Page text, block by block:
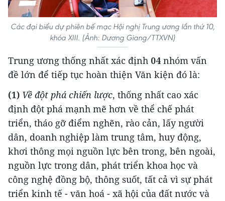
Các đại biểu dự phiên bế mạc Hội nghị Trung ương lần thứ 10,
khóa XIII. (Ảnh: Dương Giang/TTXVN)
Trung ương thống nhất xác định 04 nhóm vấn
đề lớn để tiếp tục hoàn thiện Văn kiện đó là:
(1) Về đột phá chiến lược, thống nhất cao xác
định đột phá mạnh mẽ hơn về thể chế phát
triển, tháo gỡ điểm nghẽn, rào cản, lấy người
dân, doanh nghiệp làm trung tâm, huy động,
khơi thông mọi nguồn lực bên trong, bên ngoài,
nguồn lực trong dân, phát triển khoa học và
công nghệ đồng bộ, thông suốt, tất cả vì sự phát
triển kinh tế - văn hoá - xã hội của đất nước và